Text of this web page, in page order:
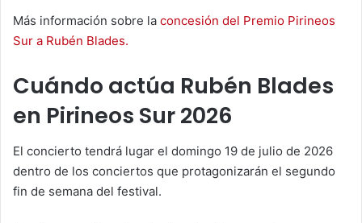
Más información sobre la concesión del Premio Pirineos
Sur a Rubén Blades.
Cuándo actúa Rubén Blades
en Pirineos Sur 2026
El concierto tendrá lugar el domingo 19 de julio de 2026
dentro de los conciertos que protagonizarán el segundo
fin de semana del festival.